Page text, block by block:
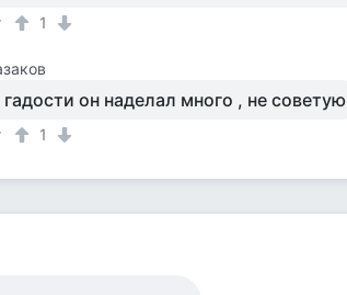
1
гадости он наделал много , не советую
1